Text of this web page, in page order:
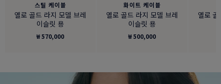
스틸 케이블
옐로 골드 라지 모델 브레
이슬릿 용
₩ 570,000
화이트 케이블
옐로 골드 라지 모델 브레
이슬릿 용
₩ 500,000
옐로